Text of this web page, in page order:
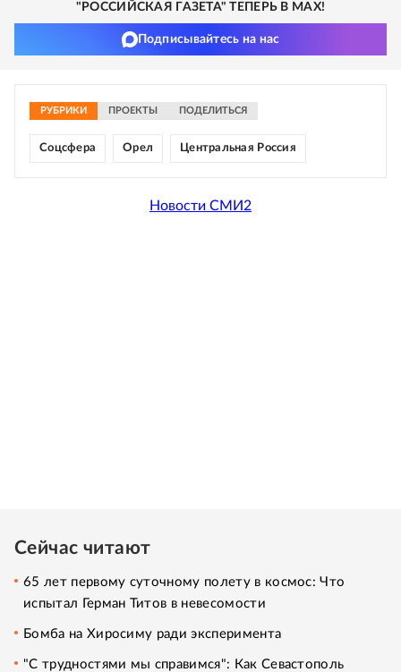
"РОССИЙСКАЯ ГАЗЕТА" ТЕПЕРЬ В MAX!
Подписывайтесь на нас
РУБРИКИ ПРОЕКТЫ ПОДЕЛИТЬСЯ
Соцсфера Орел Центральная Россия
Новости СМИ2
Сейчас читают
65 лет первому суточному полету в космос: Что
испытал Герман Титов в невесомости
Бомба на Хиросиму ради эксперимента
"С трудностями мы справимся": Как Севастополь